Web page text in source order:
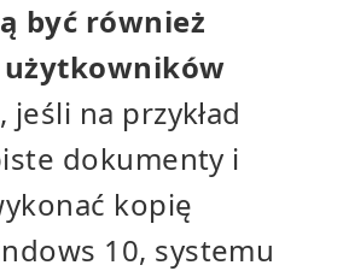
być również
, jeśli na przykład
dokumenty i
kopię
10, systemu